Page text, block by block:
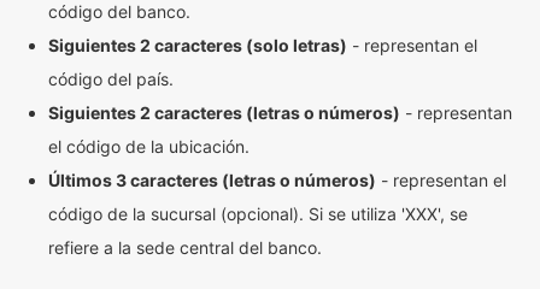
código del banco.
Siguientes 2 caracteres (solo letras) - representan el
código del país.
Siguientes 2 caracteres (letras o números) - representan
el código de la ubicación.
Últimos 3 caracteres (letras o números) - representan el
código de la sucursal (opcional). Si se utiliza 'XXX', se
refiere a la sede central del banco.